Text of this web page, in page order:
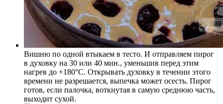
Вишню по одной втыкаем в тесто. И отправляем пирог
в духовку на 30 или 40 мин., уменьшив перед этим
нагрев до +180°C. Открывать духовку в течении этого
времени не разрешается, выпечка может осесть. Пирог
готов, если палочка, воткнутая в самую среднюю часть,
выходит сухой.